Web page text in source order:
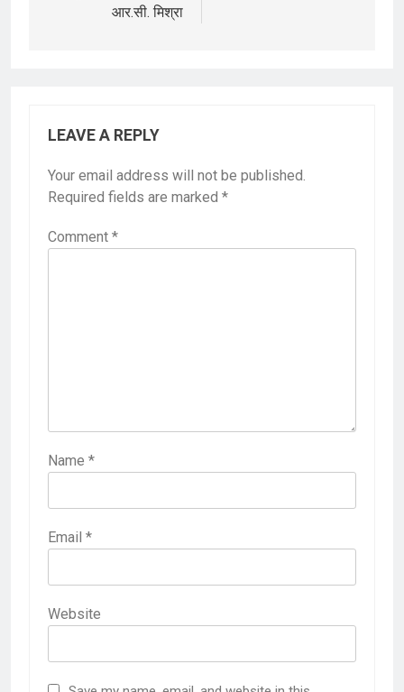
आर.सी. मिश्रा
LEAVE A REPLY
Your email address will not be published.
Required fields are marked *
Comment *
Name *
Email *
Website